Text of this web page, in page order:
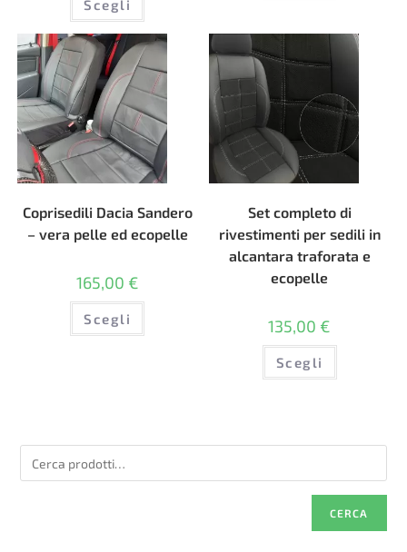
Scegli
più
varianti.
opzioni
possono
essere
scelte
nella
pagina
del
prodotto
Le
opzioni
nella
pagina
del
prodotto
Coprisedili Dacia Sandero
– vera pelle ed ecopelle
165,00 €
Scegli
Questo
pagina
Set completo di
rivestimenti per sedili in
alcantara traforata e
ecopelle
135,00 €
Scegli
Questo
ha
nella
prodotto
CERCA